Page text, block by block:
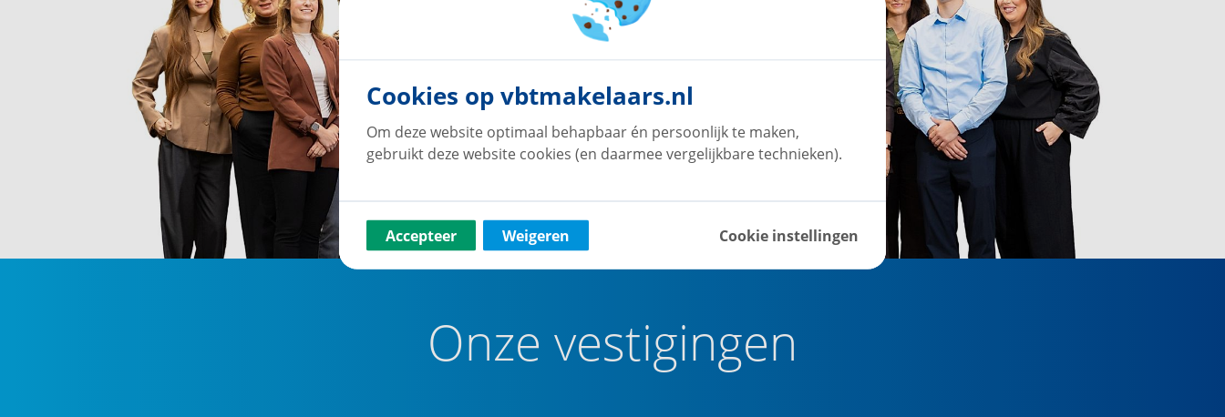
Onze vestigingen
Cookies op vbtmakelaars.nl
Om deze website optimaal behapbaar én persoonlijk te maken,
gebruikt deze website cookies (en daarmee vergelijkbare technieken).
Accepteer Weigeren Cookie instellingen